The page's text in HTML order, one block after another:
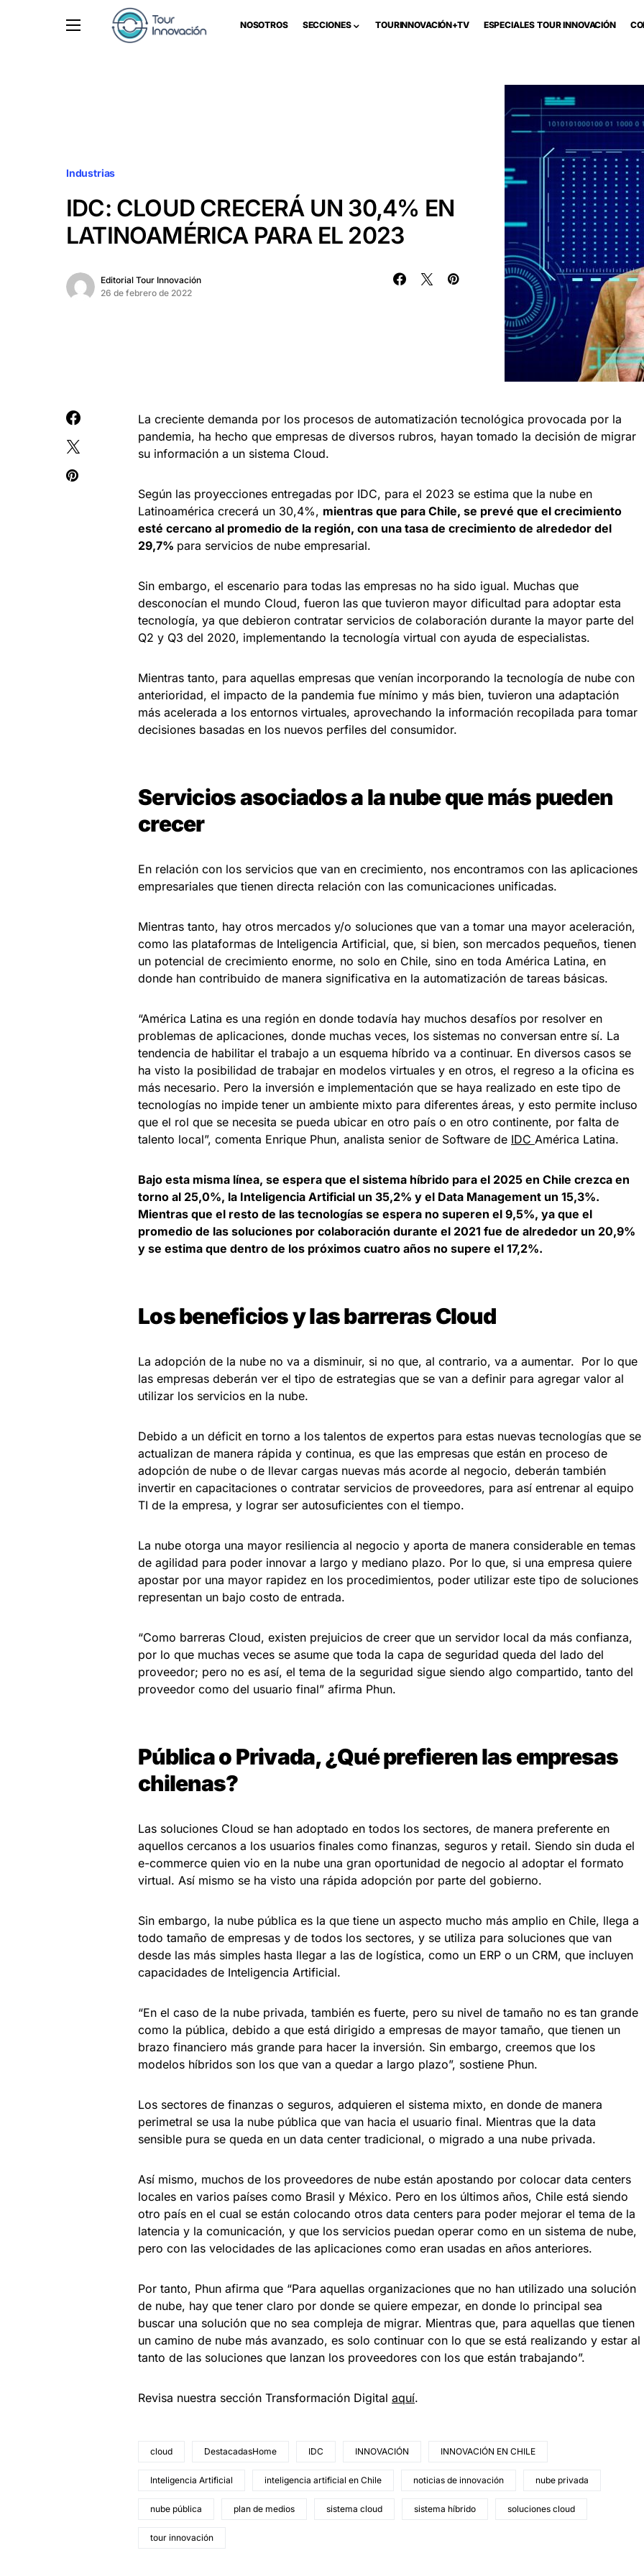
NOSOTROS SECCIONES TOURINNOVACIÓN+TV ESPECIALES TOUR INNOVACIÓN
Industrias
IDC: CLOUD CRECERÁ UN 30,4% EN
LATINOAMÉRICA PARA EL 2023
Editorial Tour Innovación
26 de febrero de 2022
La creciente demanda por los procesos de automatización tecnológica provocada por la
pandemia, ha hecho que empresas de diversos rubros, hayan tomado la decisión de migrar
su información a un sistema Cloud.
Según las proyecciones entregadas por IDC, para el 2023 se estima que la nube en
Latinoamérica crecerá un 30,4%, mientras que para Chile, se prevé que el crecimiento
esté cercano al promedio de la región, con una tasa de crecimiento de alrededor del
29,7% para servicios de nube empresarial.
Sin embargo, el escenario para todas las empresas no ha sido igual. Muchas que
desconocían el mundo Cloud, fueron las que tuvieron mayor dificultad para adoptar esta
tecnología, ya que debieron contratar servicios de colaboración durante la mayor parte del
Q2 y Q3 del 2020, implementando la tecnología virtual con ayuda de especialistas.
Mientras tanto, para aquellas empresas que venían incorporando la tecnología de nube con
anterioridad, el impacto de la pandemia fue mínimo y más bien, tuvieron una adaptación
más acelerada a los entornos virtuales, aprovechando la información recopilada para tomar
decisiones basadas en los nuevos perfiles del consumidor.
Servicios asociados a la nube que más pueden
crecer
En relación con los servicios que van en crecimiento, nos encontramos con las aplicaciones
empresariales que tienen directa relación con las comunicaciones unificadas.
Mientras tanto, hay otros mercados y/o soluciones que van a tomar una mayor aceleración,
como las plataformas de Inteligencia Artificial, que, si bien, son mercados pequeños, tienen
un potencial de crecimiento enorme, no solo en Chile, sino en toda América Latina, en
donde han contribuido de manera significativa en la automatización de tareas básicas.
“América Latina es una región en donde todavía hay muchos desafíos por resolver en
problemas de aplicaciones, donde muchas veces, los sistemas no conversan entre sí. La
tendencia de habilitar el trabajo a un esquema híbrido va a continuar. En diversos casos se
ha visto la posibilidad de trabajar en modelos virtuales y en otros, el regreso a la oficina es
más necesario. Pero la inversión e implementación que se haya realizado en este tipo de
tecnologías no impide tener un ambiente mixto para diferentes áreas, y esto permite incluso
que el rol que se necesita se pueda ubicar en otro país o en otro continente, por falta de
talento local”, comenta Enrique Phun, analista senior de Software de IDC América Latina.
Bajo esta misma línea, se espera que el sistema híbrido para el 2025 en Chile crezca en
torno al 25,0%, la Inteligencia Artificial un 35,2% y el Data Management un 15,3%.
Mientras que el resto de las tecnologías se espera no superen el 9,5%, ya que el
promedio de las soluciones por colaboración durante el 2021 fue de alrededor un 20,9%
y se estima que dentro de los próximos cuatro años no supere el 17,2%.
Los beneficios y las barreras Cloud
La adopción de la nube no va a disminuir, si no que, al contrario, va a aumentar. Por lo que
las empresas deberán ver el tipo de estrategias que se van a definir para agregar valor al
utilizar los servicios en la nube.
Debido a un déficit en torno a los talentos de expertos para estas nuevas tecnologías que se
actualizan de manera rápida y continua, es que las empresas que están en proceso de
adopción de nube o de llevar cargas nuevas más acorde al negocio, deberán también
invertir en capacitaciones o contratar servicios de proveedores, para así entrenar al equipo
TI de la empresa, y lograr ser autosuficientes con el tiempo.
La nube otorga una mayor resiliencia al negocio y aporta de manera considerable en temas
de agilidad para poder innovar a largo y mediano plazo. Por lo que, si una empresa quiere
apostar por una mayor rapidez en los procedimientos, poder utilizar este tipo de soluciones
representan un bajo costo de entrada.
“Como barreras Cloud, existen prejuicios de creer que un servidor local da más confianza,
por lo que muchas veces se asume que toda la capa de seguridad queda del lado del
proveedor; pero no es así, el tema de la seguridad sigue siendo algo compartido, tanto del
proveedor como del usuario final” afirma Phun.
Pública o Privada, ¿Qué prefieren las empresas
chilenas?
Las soluciones Cloud se han adoptado en todos los sectores, de manera preferente en
aquellos cercanos a los usuarios finales como finanzas, seguros y retail. Siendo sin duda el
e-commerce quien vio en la nube una gran oportunidad de negocio al adoptar el formato
virtual. Así mismo se ha visto una rápida adopción por parte del gobierno.
Sin embargo, la nube pública es la que tiene un aspecto mucho más amplio en Chile, llega a
todo tamaño de empresas y de todos los sectores, y se utiliza para soluciones que van
desde las más simples hasta llegar a las de logística, como un ERP o un CRM, que incluyen
capacidades de Inteligencia Artificial.
“En el caso de la nube privada, también es fuerte, pero su nivel de tamaño no es tan grande
como la pública, debido a que está dirigido a empresas de mayor tamaño, que tienen un
brazo financiero más grande para hacer la inversión. Sin embargo, creemos que los
modelos híbridos son los que van a quedar a largo plazo”, sostiene Phun.
Los sectores de finanzas o seguros, adquieren el sistema mixto, en donde de manera
perimetral se usa la nube pública que van hacia el usuario final. Mientras que la data
sensible pura se queda en un data center tradicional, o migrado a una nube privada.
Así mismo, muchos de los proveedores de nube están apostando por colocar data centers
locales en varios países como Brasil y México. Pero en los últimos años, Chile está siendo
otro país en el cual se están colocando otros data centers para poder mejorar el tema de la
latencia y la comunicación, y que los servicios puedan operar como en un sistema de nube,
pero con las velocidades de las aplicaciones como eran usadas en años anteriores.
Por tanto, Phun afirma que “Para aquellas organizaciones que no han utilizado una solución
de nube, hay que tener claro por donde se quiere empezar, en donde lo principal sea
buscar una solución que no sea compleja de migrar. Mientras que, para aquellas que tienen
un camino de nube más avanzado, es solo continuar con lo que se está realizando y estar al
tanto de las soluciones que lanzan los proveedores con los que están trabajando”.
Revisa nuestra sección Transformación Digital aquí.
cloud DestacadasHome IDC INNOVACIÓN INNOVACIÓN EN CHILE
Inteligencia Artificial inteligencia artificial en Chile noticias de innovación nube privada
nube pública plan de medios sistema cloud sistema híbrido soluciones cloud
tour innovación